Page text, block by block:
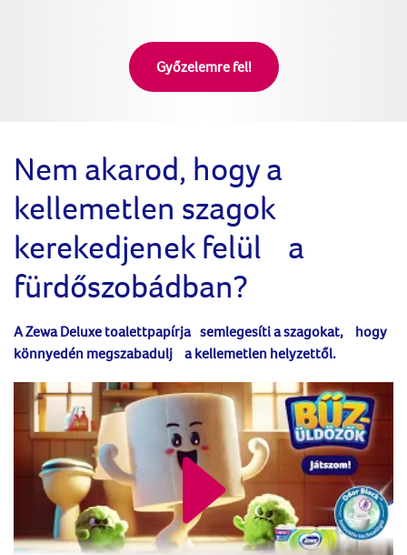
Győzelemre fel!
Nem akarod, hogy a
kellemetlen szagok
kerekedjenek felül a
fürdőszobádban?
A Zewa Deluxe toalettpapírja semlegesíti a szagokat, hogy
könnyedén megszabadulj a kellemetlen helyzettől.